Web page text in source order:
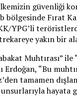
güvenliği
Fırat
YPG’li
yakın bir
Muhtırası”
“Bu
tamamen
hayata